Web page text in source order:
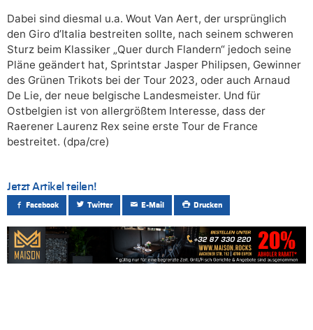
Dabei sind diesmal u.a. Wout Van Aert, der ursprünglich
den Giro d’Italia bestreiten sollte, nach seinem schweren
Sturz beim Klassiker „Quer durch Flandern“ jedoch seine
Pläne geändert hat, Sprintstar Jasper Philipsen, Gewinner
des Grünen Trikots bei der Tour 2023, oder auch Arnaud
De Lie, der neue belgische Landesmeister. Und für
Ostbelgien ist von allergrößtem Interesse, dass der
Raerener Laurenz Rex seine erste Tour de France
bestreitet. (dpa/cre)
Jetzt Artikel teilen!
Facebook Twitter E-Mail Drucken